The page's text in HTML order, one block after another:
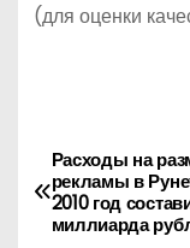
(для оценки
Н
а
Расходы на
рекламы в
2010 год
миллиарда